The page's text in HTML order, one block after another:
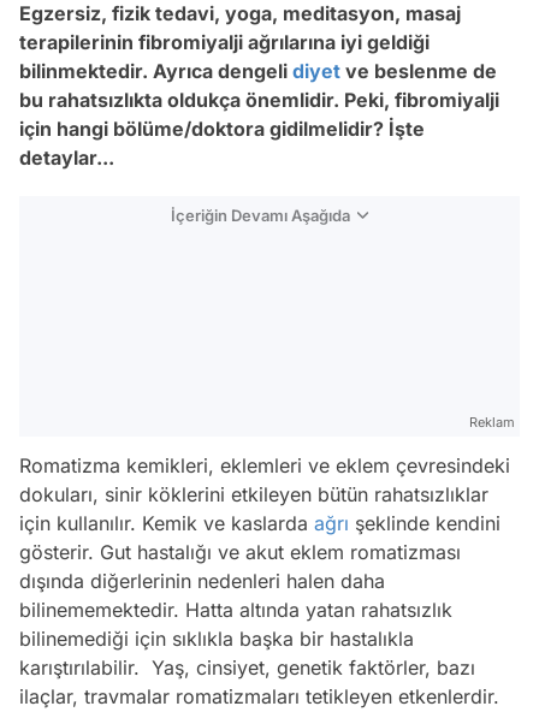
Egzersiz, fizik tedavi, yoga, meditasyon, masaj
terapilerinin fibromiyalji ağrılarına iyi geldiği
bilinmektedir. Ayrıca dengeli diyet ve beslenme de
bu rahatsızlıkta oldukça önemlidir. Peki, fibromiyalji
için hangi bölüme/doktora gidilmelidir? İşte
detaylar...
İçeriğin Devamı Aşağıda
Reklam
Romatizma kemikleri, eklemleri ve eklem çevresindeki
dokuları, sinir köklerini etkileyen bütün rahatsızlıklar
için kullanılır. Kemik ve kaslarda ağrı şeklinde kendini
gösterir. Gut hastalığı ve akut eklem romatizması
dışında diğerlerinin nedenleri halen daha
bilinememektedir. Hatta altında yatan rahatsızlık
bilinemediği için sıklıkla başka bir hastalıkla
karıştırılabilir. Yaş, cinsiyet, genetik faktörler, bazı
ilaçlar, travmalar romatizmaları tetikleyen etkenlerdir.